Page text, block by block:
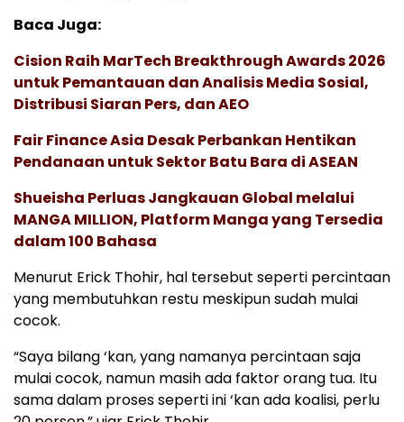
Baca Juga:
Cision Raih MarTech Breakthrough Awards 2026
untuk Pemantauan dan Analisis Media Sosial,
Distribusi Siaran Pers, dan AEO
Fair Finance Asia Desak Perbankan Hentikan
Pendanaan untuk Sektor Batu Bara di ASEAN
Shueisha Perluas Jangkauan Global melalui
MANGA MILLION, Platform Manga yang Tersedia
dalam 100 Bahasa
Menurut Erick Thohir, hal tersebut seperti percintaan
yang membutuhkan restu meskipun sudah mulai
cocok.
“Saya bilang ‘kan, yang namanya percintaan saja
mulai cocok, namun masih ada faktor orang tua. Itu
sama dalam proses seperti ini ‘kan ada koalisi, perlu